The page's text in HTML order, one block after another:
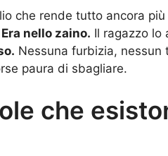
che rende tutto ancora
nello zaino. Il ragazzo lo
Nessuna furbizia,
paura di sbagliare.
che